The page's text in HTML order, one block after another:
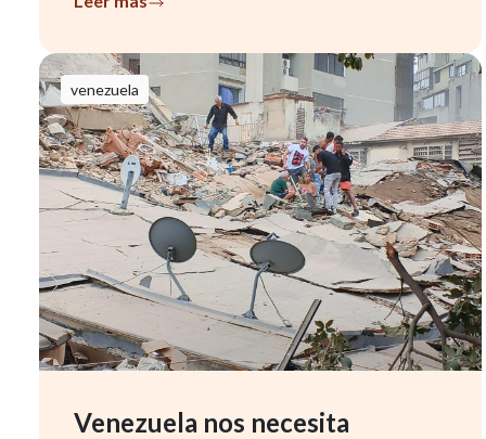
venezuela
Venezuela nos necesita